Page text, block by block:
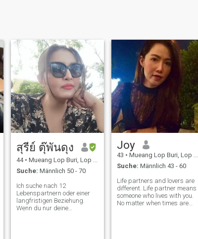
สุรีย์ ตุ๊พันดุง
44 • Mueang Lop Buri, Lop Buri, Thailand
Suche: Männlich 50 - 70
Ich suche nach 12
Lebenspartnern oder einer
langfristigen Beziehung.
Wenn du nur deine
Joy
43 • Mueang Lop Buri, Lop Buri, Thailand
Suche: Männlich 43 - 60
Life partners and lovers are
different. Life partner means
someone who lives with you.
No matter when times are